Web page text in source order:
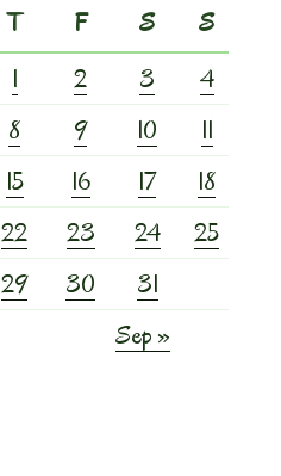
T F S
S
1
2 3
4
8 9 10
11
15 16 17
18
22 23 24
25
29 30
31
Sep »